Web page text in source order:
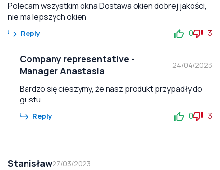
Polecam wszystkim okna Dostawa okien dobrej jakości,
nie ma lepszych okien
Reply 0 3
Company representative -
Manager Anastasia
24/04/2023
Bardzo się cieszymy, że nasz produkt przypadły do
gustu.
Reply 0 3
Stanisław27/03/2023